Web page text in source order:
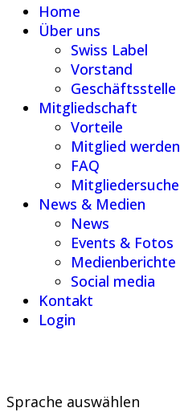
Home
Über uns
Swiss Label
Vorstand
Geschäftsstelle
Mitgliedschaft
Vorteile
Mitglied werden
FAQ
Mitgliedersuche
News & Medien
News
Events & Fotos
Medienberichte
Social media
Kontakt
Login
Sprache auswählen